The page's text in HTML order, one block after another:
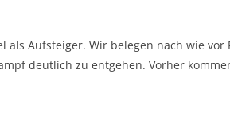
als Aufsteiger. Wir belegen nach wie
deutlich zu entgehen. Vorher